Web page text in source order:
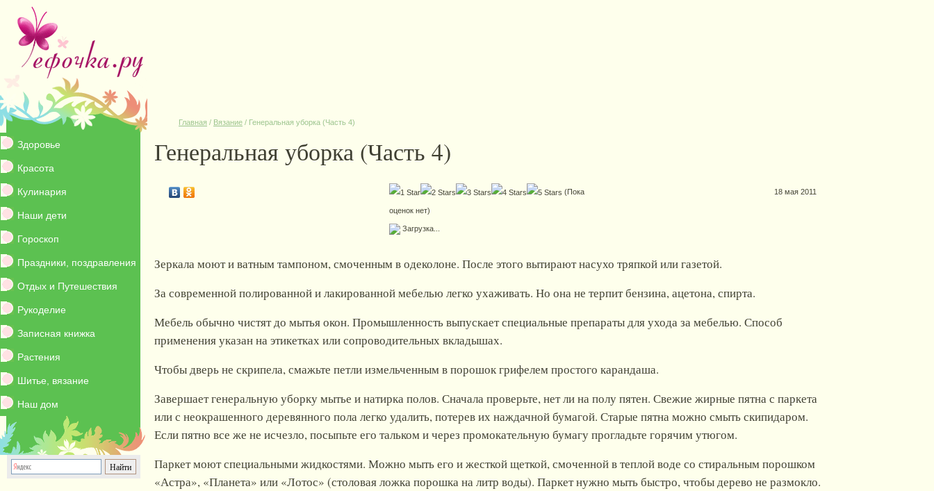
Здоровье
Красота
Кулинария
Наши дети
Гороскоп
Праздники, поздравления
Отдых и Путешествия
Рукоделие
Записная книжка
Растения
Шитье, вязание
Наш дом
Главная / Вязание / Генеральная уборка (Часть 4)
Генеральная уборка (Часть 4)
(Пока
оценок нет)
Загрузка...
18 мая 2011
Зеркала моют и ватным тампоном, смоченным в одеколоне. После этого вытирают насухо тряпкой или газетой.
За современной полированной и лакированной мебелью легко ухаживать. Но она не терпит бензина, ацетона, спирта.
Мебель обычно чистят до мытья окон. Промышленность выпускает специальные препараты для ухода за мебелью. Способ
применения указан на этикетках или сопроводительных вкладышах.
Чтобы дверь не скрипела, смажьте петли измельченным в порошок грифелем простого карандаша.
Завершает генеральную уборку мытье и натирка полов. Сначала проверьте, нет ли на полу пятен. Свежие жирные пятна с паркета
или с неокрашенного деревянного пола легко удалить, потерев их наждачной бумагой. Старые пятна можно смыть скипидаром.
Если пятно все же не исчезло, посыпьте его тальком и через промокательную бумагу прогладьте горячим утюгом.
Паркет моют специальными жидкостями. Можно мыть его и жесткой щеткой, смоченной в теплой воде со стиральным порошком
«Астра», «Планета» или «Лотос» (столовая ложка порошка на литр воды). Паркет нужно мыть быстро, чтобы дерево не размокло.